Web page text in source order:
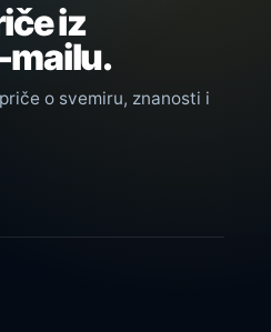
iz
mailu.
o svemiru, znanosti i